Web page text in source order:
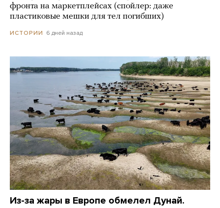
фронта на маркетплейсах (спойлер: даже
пластиковые мешки для тел погибших)
ИСТОРИИ 6 дней назад
Из-за жары в Европе обмелел Дунай.